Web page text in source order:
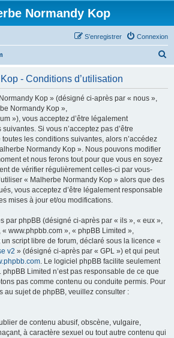
Normandy Kop
Connexion
S’enregistrer
- Conditions d’utilisation
Kop » (désigné ci-après par « nous »,
Normandy Kop »,
»), vous acceptez d’être légalement
Si vous n’acceptez pas d’être
les conditions suivantes, alors n’accédez
Normandy Kop ». Nous pouvons modifier
et nous ferons tout pour que vous en soyez
de vérifier régulièrement celles-ci par vous-
« Malherbe Normandy Kop » alors que des
vous acceptez d’être légalement responsable
mises à jour et/ou modifications.
par phpBB (désigné ci-après par « ils », « eux »,
www.phpbb.com », « phpBB Limited »,
script libre de forum, déclaré sous la licence «
v2 » (désigné ci-après par « GPL ») et qui peut
. Le logiciel phpBB facilite seulement
phpBB Limited n’est pas responsable de ce que
pas comme contenu ou conduite permis. Pour
au sujet de phpBB, veuillez consulter :
de contenu abusif, obscène, vulgaire,
à caractère sexuel ou tout autre contenu qui